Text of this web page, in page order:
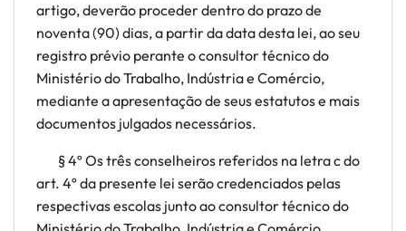
artigo, deverão proceder dentro do prazo de
noventa (90) dias, a partir da data desta lei, ao seu
registro prévio perante o consultor técnico do
Ministério do Trabalho, Indústria e Comércio,
mediante a apresentação de seus estatutos e mais
documentos julgados necessários.
§ 4º Os três conselheiros referidos na letra cdo
art. 4º da presente lei serão credenciados pelas
respectivas escolas junto ao consultor técnico do